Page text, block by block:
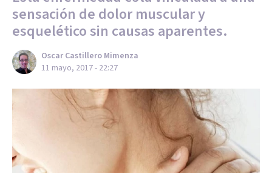
sensación de dolor muscular y
esquelético sin causas aparentes.
Oscar Castillero Mimenza
11 mayo, 2017 - 22:27